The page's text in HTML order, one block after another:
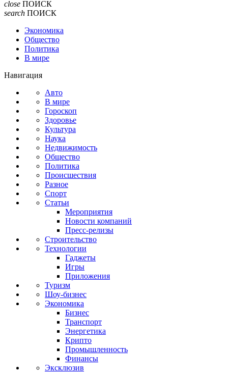
close ПОИСК
search ПОИСК
Экономика
Общество
Политика
В мире
Навигация
Авто
В мире
Гороскоп
Здоровье
Культура
Наука
Недвижимость
Общество
Политика
Происшествия
Разное
Спорт
Статьи
Мероприятия
Новости компаний
Пресс-релизы
Строительство
Технологии
Гаджеты
Игры
Приложения
Туризм
Шоу-бизнес
Экономика
Бизнес
Транспорт
Энергетика
Крипто
Промышленность
Финансы
Эксклюзив